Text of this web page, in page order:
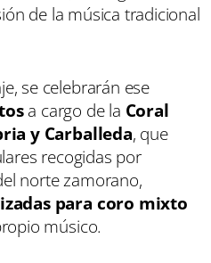
de la música tradicional
se celebrarán ese
a cargo de la Coral
y Carballeda, que
recogidas por
norte zamorano,
para coro mixto
músico.